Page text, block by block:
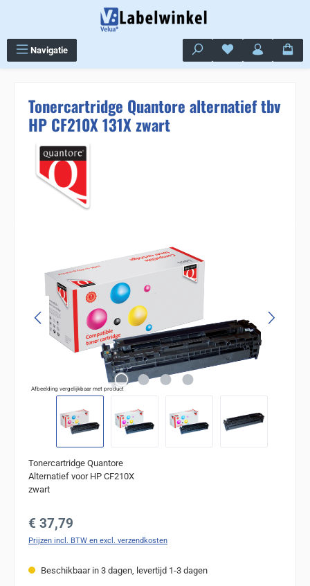
Navigatie Je hebt 0 items op
Tonercartridge Quantore alternatief tbv
HP CF210X 131X zwart
Afbeelding vergelijkbaar met product
Tonercartridge Quantore
Alternatief voor HP CF210X
zwart
Normale prijs:
€ 37,79
Prijzen incl. BTW en excl. verzendkosten
Beschikbaar in 3 dagen, levertijd 1-3 dagen